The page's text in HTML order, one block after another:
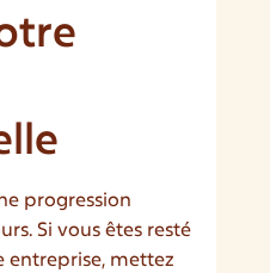
progression
Si vous êtes resté
entreprise, mettez